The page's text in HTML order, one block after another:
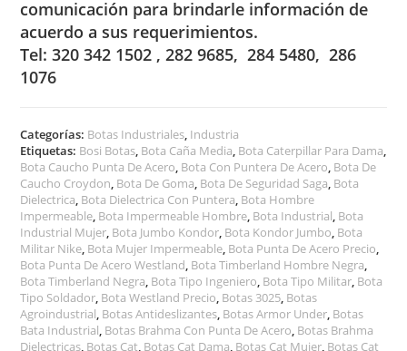
comunicación para brindarle información de
acuerdo a sus requerimientos.
Tel: 320 342 1502 , 282 9685, 284 5480, 286
1076
Categorías: Botas Industriales, Industria
Etiquetas: Bosi Botas, Bota Caña Media, Bota Caterpillar Para Dama,
Bota Caucho Punta De Acero, Bota Con Puntera De Acero, Bota De
Caucho Croydon, Bota De Goma, Bota De Seguridad Saga, Bota
Dielectrica, Bota Dielectrica Con Puntera, Bota Hombre
Impermeable, Bota Impermeable Hombre, Bota Industrial, Bota
Industrial Mujer, Bota Jumbo Kondor, Bota Kondor Jumbo, Bota
Militar Nike, Bota Mujer Impermeable, Bota Punta De Acero Precio,
Bota Punta De Acero Westland, Bota Timberland Hombre Negra,
Bota Timberland Negra, Bota Tipo Ingeniero, Bota Tipo Militar, Bota
Tipo Soldador, Bota Westland Precio, Botas 3025, Botas
Agroindustrial, Botas Antideslizantes, Botas Armor Under, Botas
Bata Industrial, Botas Brahma Con Punta De Acero, Botas Brahma
Dielectricas, Botas Cat, Botas Cat Dama, Botas Cat Mujer, Botas Cat